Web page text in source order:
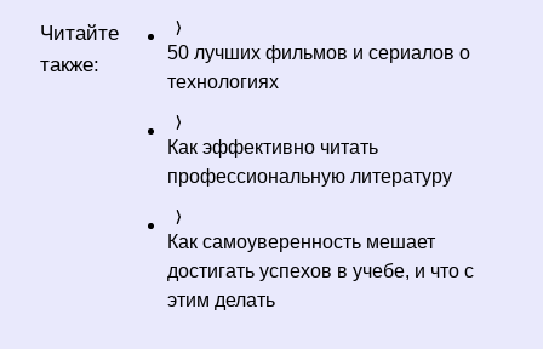
Читайте
также:
50 лучших фильмов и сериалов о
технологиях
Как эффективно читать
профессиональную литературу
Как самоуверенность мешает
достигать успехов в учебе, и что с
этим делать